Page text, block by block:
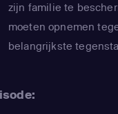
zijn familie te
moeten opnemen
belangrijkste